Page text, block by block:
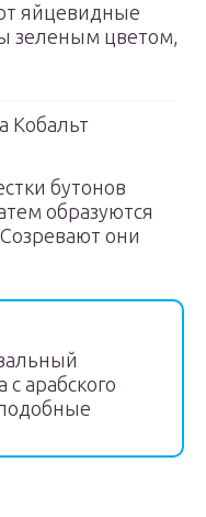
яйцевидные
зеленым цветом,
Кобальт
бутонов
образуются
они
арабского